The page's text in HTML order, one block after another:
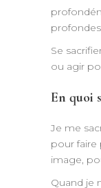
Se
ou agir
En quoi
Je me
pour faire
image,
Quand je